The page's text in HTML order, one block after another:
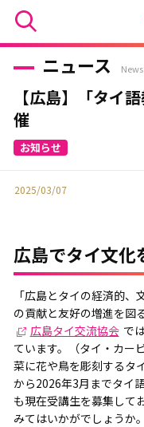
ニュース News
【広島】「タイ
催
2025/03/07
広島でタイ文化
「広島とタイの経済的
の貢献と友好の増進を図
広島タイ交流協会 で
ています。（タイ・カー
菜に花や鳥を彫刻するタ
から2026年3月までタイ
も現在受講生を募集して
みてはいかがでしょうか。